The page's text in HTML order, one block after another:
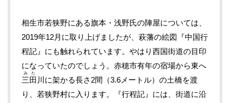
相生市若狭野にある旗本・浅野氏の陣屋については、
2019年12月に取り上げましたが、萩藩の絵図『中国行
程記』にも触れられています。やはり西国街道の目印
になっていたのでしょう。赤穂市有年の宿場から東へ
三田
みた
川に架かる長さ2間（3.6メートル）の土橋を渡
り、若狭野村に入ります。『行程記』には、街道に沿